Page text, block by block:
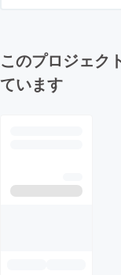
このプロジェク
ています